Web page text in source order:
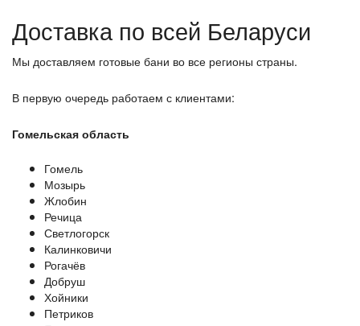
Доставка по всей Беларуси
Мы доставляем готовые бани во все регионы страны.
В первую очередь работаем с клиентами:
Гомельская область
Гомель
Мозырь
Жлобин
Речица
Светлогорск
Калинковичи
Рогачёв
Добруш
Хойники
Петриков